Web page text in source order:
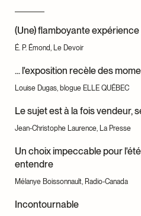
(Une) flamboyante
É. P. Émond, Le Devoir
... l'exposition recèle des
Louise Dugas, blogue ELLE QUÉBEC
Le sujet est à la fois vendeur,
Jean-Christophe Laurence, La Presse
Un choix impeccable pour
entendre
Mélanye Boissonnault, Radio-Canada
Incontournable